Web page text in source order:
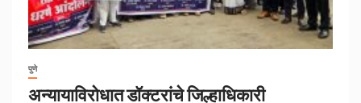
पुणे
अन्यायाविरोधात डॉक्टरांचे जिल्हाधिकारी